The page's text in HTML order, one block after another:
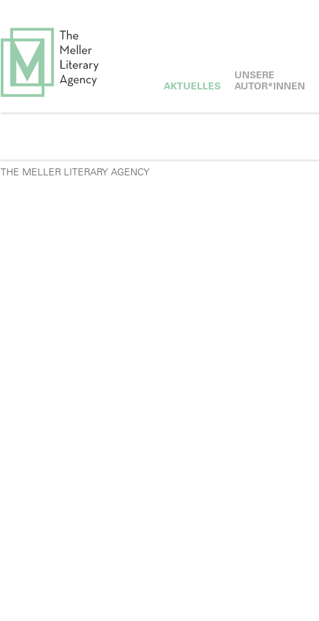
AKTUELLES
UNSERE
AUTOR*INNEN
THE MELLER LITERARY AGENCY